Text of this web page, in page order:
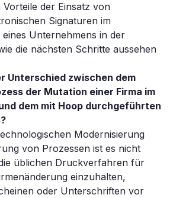
der Einsatz von
Signaturen im
Unternehmens in der
die nächsten Schritte aussehen
Unterschied zwischen dem
der Mutation einer Firma im
dem mit Hoop durchgeführten
Modernisierung
von Prozessen ist es nicht
üblichen Druckverfahren für
einzuhalten,
oder Unterschriften vor